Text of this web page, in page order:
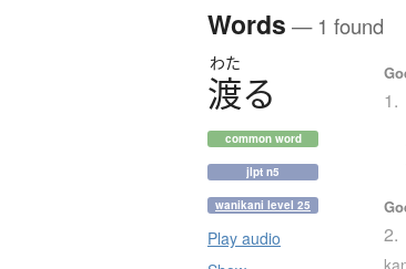
Words — 1 found
わた
渡る
common word
jlpt n5
wanikani level 25
Play audio
1.
2.